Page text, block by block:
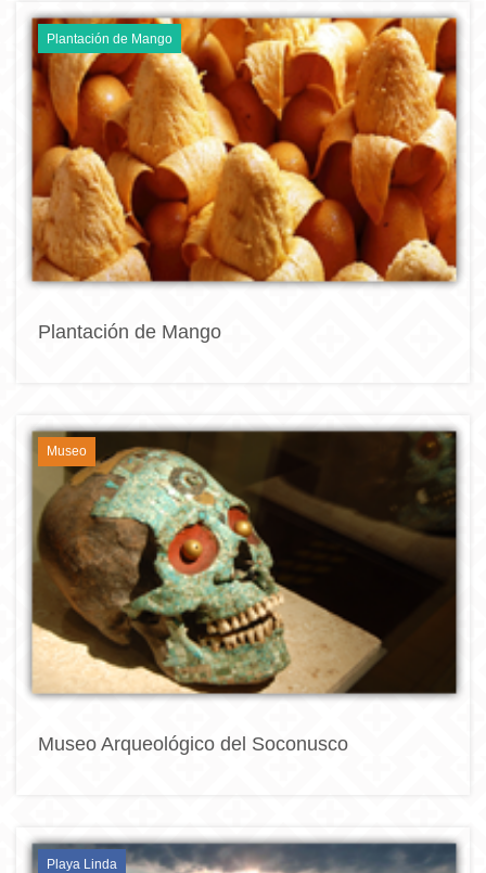
Plantación de Mango
Plantación de Mango
Museo
Museo Arqueológico del Soconusco
Playa Linda